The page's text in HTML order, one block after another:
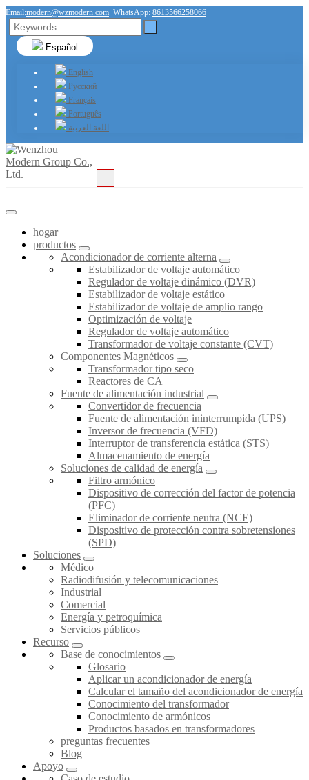
Email:modern@wzmodern.com WhatsApp: 8613566258066
Español
English
Русский
Français
Português
اللغة العربية
hogar
productos
Acondicionador de corriente alterna
Estabilizador de voltaje automático
Regulador de voltaje dinámico (DVR)
Estabilizador de voltaje estático
Estabilizador de voltaje de amplio rango
Optimización de voltaje
Regulador de voltaje automático
Transformador de voltaje constante (CVT)
Componentes Magnéticos
Transformador tipo seco
Reactores de CA
Fuente de alimentación industrial
Convertidor de frecuencia
Fuente de alimentación ininterrumpida (UPS)
Inversor de frecuencia (VFD)
Interruptor de transferencia estática (STS)
Almacenamiento de energía
Soluciones de calidad de energía
Filtro armónico
Dispositivo de corrección del factor de potencia
(PFC)
Eliminador de corriente neutra (NCE)
Dispositivo de protección contra sobretensiones
(SPD)
Soluciones
Médico
Radiodifusión y telecomunicaciones
Industrial
Comercial
Energía y petroquímica
Servicios públicos
Recurso
Base de conocimientos
Glosario
Aplicar un acondicionador de energía
Calcular el tamaño del acondicionador de energía
Conocimiento del transformador
Conocimiento de armónicos
Productos basados en transformadores
preguntas frecuentes
Blog
Apoyo